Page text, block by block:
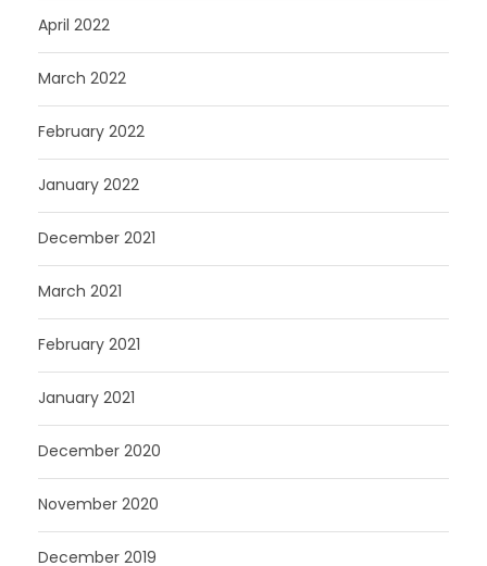
April 2022
March 2022
February 2022
January 2022
December 2021
March 2021
February 2021
January 2021
December 2020
November 2020
December 2019